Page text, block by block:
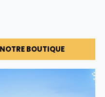
BOUTIQUE